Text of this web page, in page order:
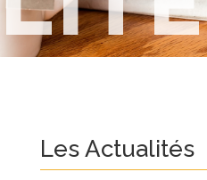
Les Actualités